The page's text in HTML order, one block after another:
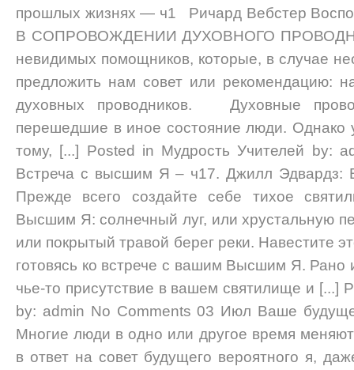
прошлых жизнях — ч1 Ричард Вебстер
В СОПРОВОЖДЕНИИ ДУХОВНОГО
невидимых помощников, которые, в случае
предложить нам совет или рекомендацию:
духовных проводников. Духовные
перешедшие в иное состояние люди. Однако
тому, [...] Posted in Мудрость Учителей by:
Встреча с высшим Я – ч17. Джилл Эдвардз:
Прежде всего создайте себе тихое
Высшим Я: солнечный луг, или хрустальную
или покрытый травой берег реки. Навестите
готовясь ко встрече с вашим Высшим Я. Рано
чье-то присутствие в вашем святилище и [...]
by: admin No Comments 03 Июл Ваше
Многие люди в одно или другое время
в ответ на совет будущего вероятного я,